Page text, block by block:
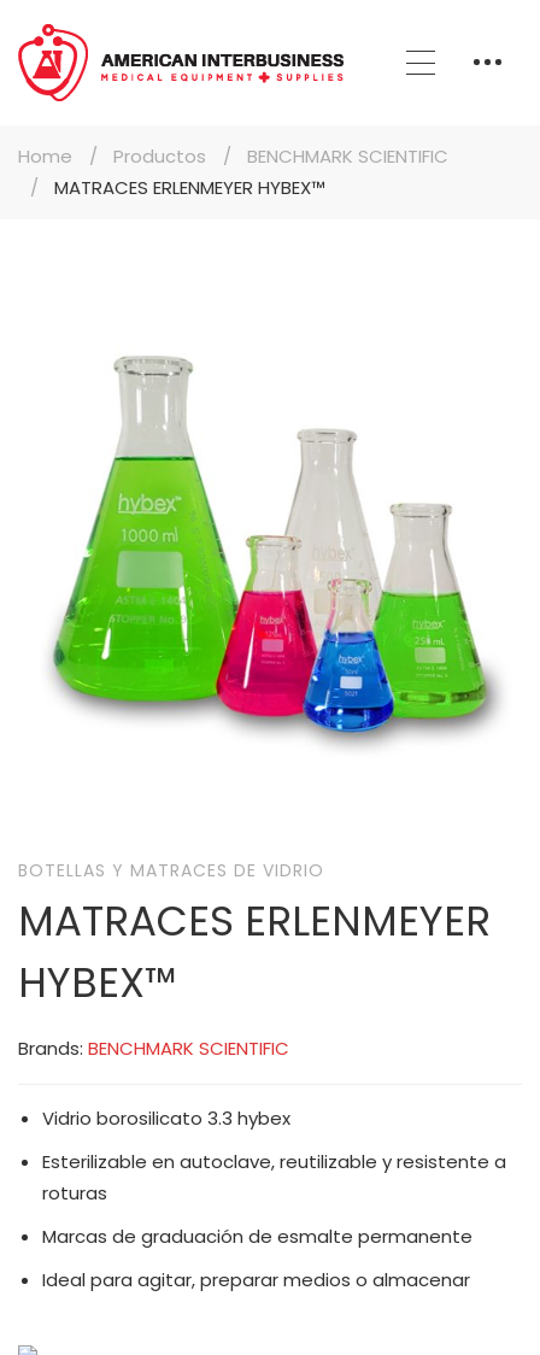
Home Productos
BENCHMARK SCIENTIFIC
MATRACES ERLENMEYER HYBEX™
BOTELLAS Y MATRACES DE VIDRIO
MATRACES ERLENMEYER
HYBEX™
Brands: BENCHMARK SCIENTIFIC
Vidrio borosilicato 3.3 hybex
Esterilizable en autoclave, reutilizable y resistente a
roturas
Marcas de graduación de esmalte permanente
Ideal para agitar, preparar medios o almacenar